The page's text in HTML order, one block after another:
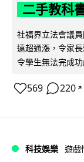
二手教科
社福界立法會議
遠超通漲，令家
令學生無法完成
569 220 ↗
科技娛樂 遊戲